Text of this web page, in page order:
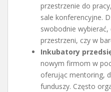
przestrzenie do
sale konferencyjne.
swobodnie
przestrzeni, czy w
Inkubatory
nowym firmom w
oferując mentoring,
funduszy. Często